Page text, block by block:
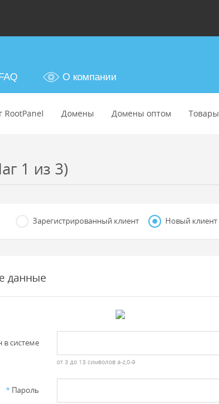
RootPanel Домены Домены оптом Товары
О компании
1 из 3)
Зарегистрированный клиент Новый клиент
данные
в системе
от 3 до 13 символов a-z,0-9
* Пароль